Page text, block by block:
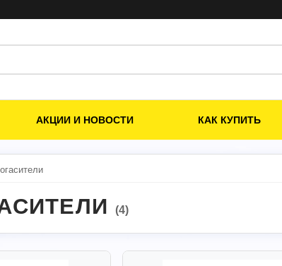
АКЦИИ И НОВОСТИ КАК КУПИТЬ
(4)